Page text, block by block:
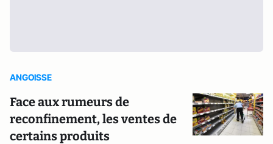
ANGOISSE
Face aux rumeurs de
reconfinement, les ventes de
certains produits